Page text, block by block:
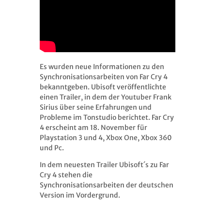
Es wurden neue Informationen zu den
Synchronisationsarbeiten von Far Cry 4
bekanntgeben. Ubisoft veröffentlichte
einen Trailer, in dem der Youtuber Frank
Sirius über seine Erfahrungen und
Probleme im Tonstudio berichtet. Far Cry
4 erscheint am 18. November für
Playstation 3 und 4, Xbox One, Xbox 360
und Pc.
In dem neuesten Trailer Ubisoft´s zu Far
Cry 4 stehen die
Synchronisationsarbeiten der deutschen
Version im Vordergrund.